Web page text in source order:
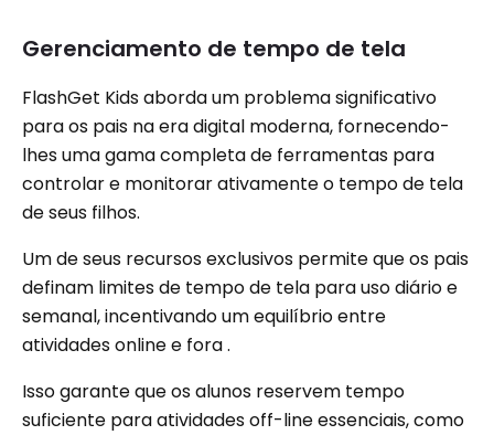
Gerenciamento de tempo de tela
FlashGet Kids aborda um problema significativo
para os pais na era digital moderna, fornecendo-
lhes uma gama completa de ferramentas para
controlar e monitorar ativamente o tempo de tela
de seus filhos.
Um de seus recursos exclusivos permite que os pais
definam limites de tempo de tela para uso diário e
semanal, incentivando um equilíbrio entre
atividades online e fora .
Isso garante que os alunos reservem tempo
suficiente para atividades off-line essenciais, como